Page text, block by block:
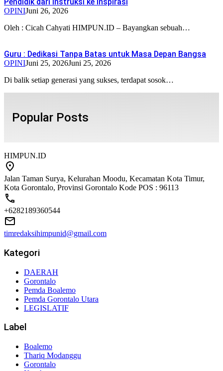
OPINIJuni 26, 2026
Oleh : Cicah Cahyati HIMPUN.ID – Bayangkan sebuah…
Guru : Dedikasi Tanpa Batas untuk Masa Depan Bangsa
OPINIJuni 25, 2026Juni 25, 2026
Di balik setiap generasi yang sukses, terdapat sosok…
Popular Posts
HIMPUN.ID
Jalan Taman Surya, Kelurahan Moodu, Kecamatan Kota Timur,
Kota Gorontalo, Provinsi Gorontalo Kode POS : 96113
+6282189360544
timredaksihimpunid@gmail.com
Kategori
DAERAH
Gorontalo
Pemda Boalemo
Pemda Gorontalo Utara
LEGISLATIF
Label
Boalemo
Thariq Modanggu
Gorontalo